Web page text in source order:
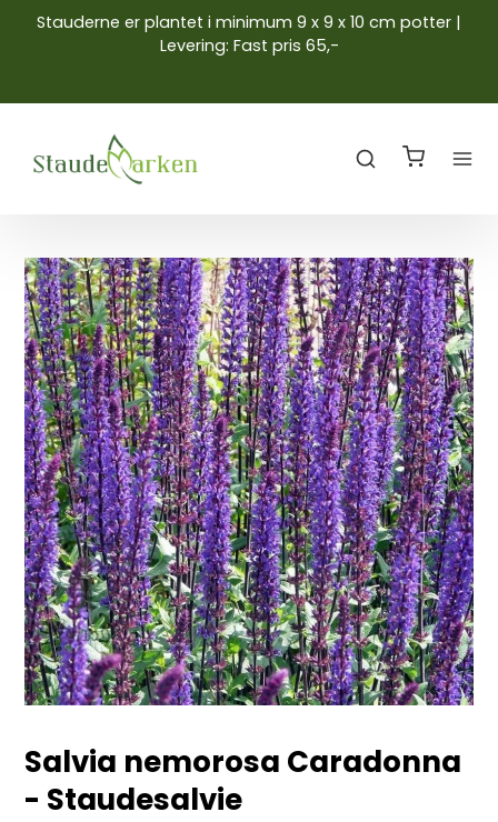
Stauderne er plantet i minimum 9 x 9 x 10 cm potter |
Levering: Fast pris 65,-
Salvia nemorosa Caradonna
- Staudesalvie